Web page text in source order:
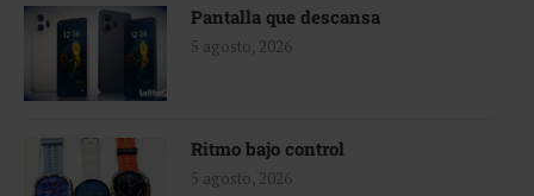
Pantalla que descansa
5 agosto, 2026
Ritmo bajo control
5 agosto, 2026